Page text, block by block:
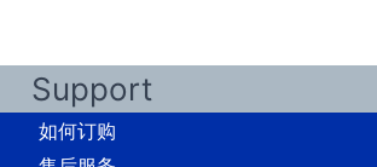
Support
如何订购